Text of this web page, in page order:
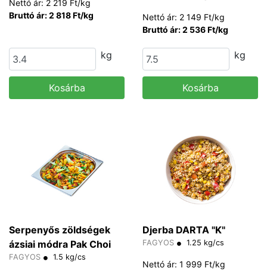
Nettó ár: 2 219 Ft/kg
Bruttó ár: 2 818 Ft/kg
kg
Kosárba
Nettó ár: 2 149 Ft/kg
Bruttó ár: 2 536 Ft/kg
kg
Kosárba
Serpenyős zöldségek
ázsiai módra Pak Choi
FAGYOS 1.5 kg/cs
Djerba DARTA "K"
FAGYOS 1.25 kg/cs
Nettó ár: 1 999 Ft/kg